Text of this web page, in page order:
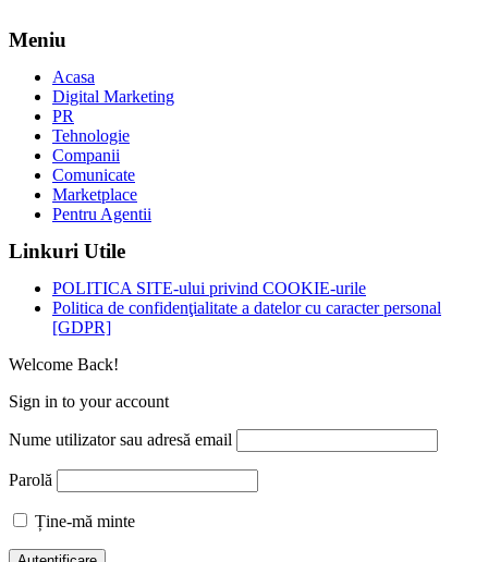
Meniu
Acasa
Digital Marketing
PR
Tehnologie
Companii
Comunicate
Marketplace
Pentru Agentii
Linkuri Utile
POLITICA SITE-ului privind COOKIE-urile
Politica de confidenţialitate a datelor cu caracter personal
[GDPR]
Welcome Back!
Sign in to your account
Nume utilizator sau adresă email
Parolă
Ține-mă minte